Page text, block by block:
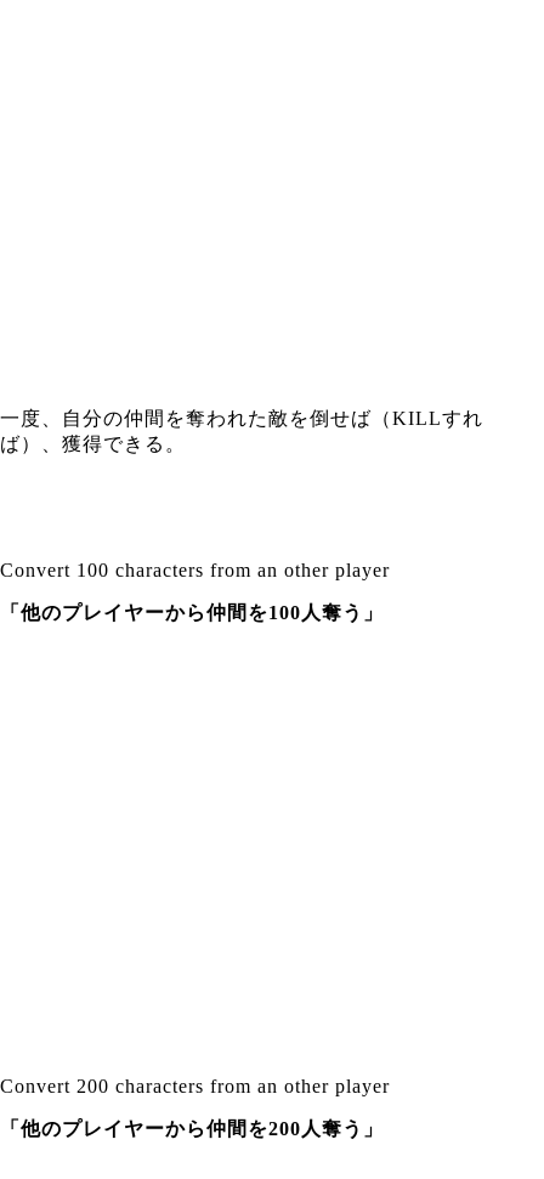
一度、自分の仲間を奪われた敵を倒せば（KILLすれ
ば）、獲得できる。
Convert 100 characters from an other player
「他のプレイヤーから仲間を100人奪う」
Convert 200 characters from an other player
「他のプレイヤーから仲間を200人奪う」